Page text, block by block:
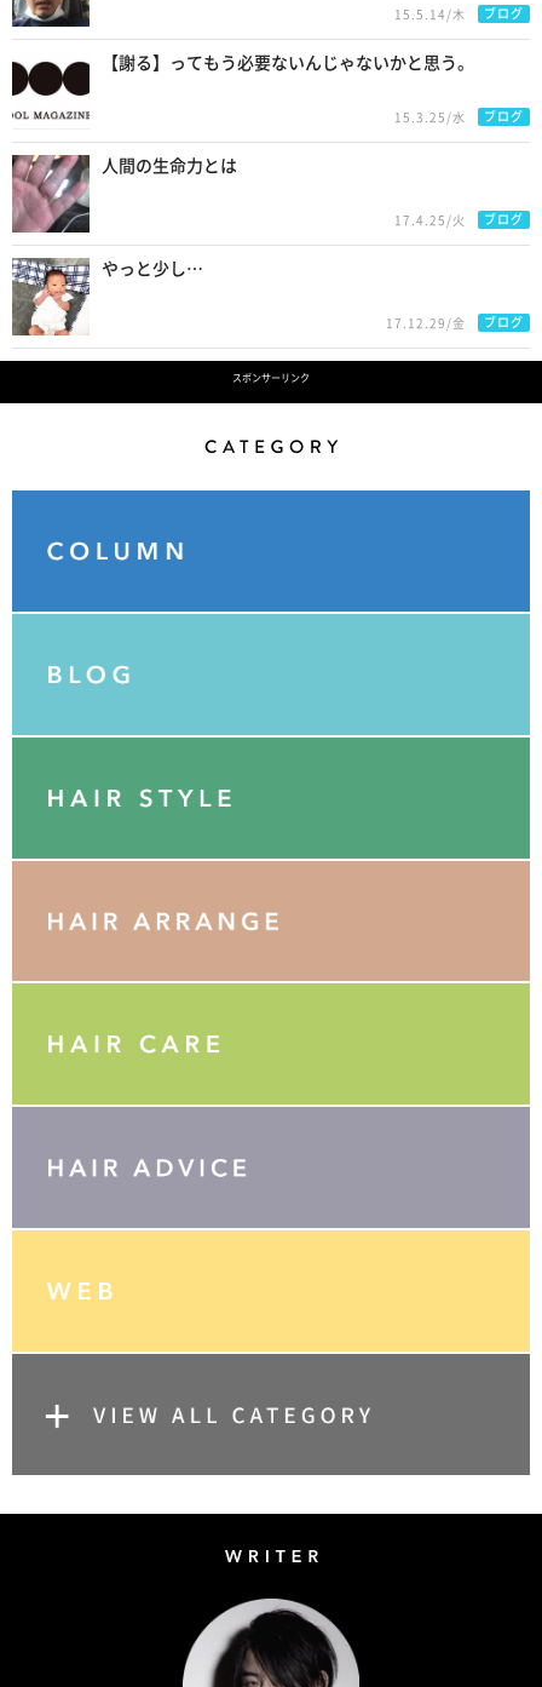
15.5.14/木 ブログ
【謝る】ってもう必要ないんじゃないかと思う。
15.3.25/水 ブログ
人間の生命力とは
17.4.25/火 ブログ
やっと少し…
17.12.29/金 ブログ
スポンサーリンク